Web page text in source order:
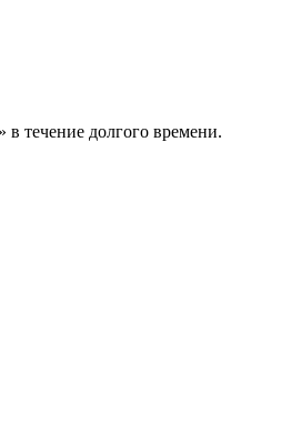
в течение долгого времени.